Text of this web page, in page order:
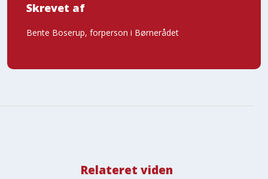
Skrevet af
Bente Boserup, forperson i Børnerådet
Relateret viden